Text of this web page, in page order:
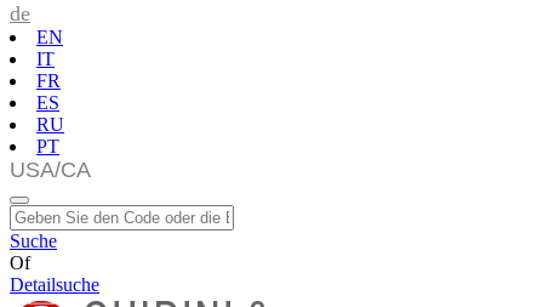
de
EN
IT
FR
ES
RU
PT
Suche
Of
Detailsuche